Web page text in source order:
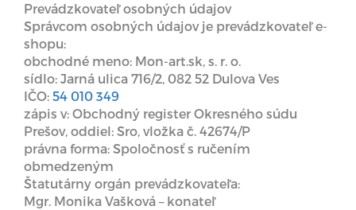
Prevádzkovateľ osobných údajov
Správcom osobných údajov je prevádzkovateľ e-
shopu:
obchodné meno: Mon-art.sk, s. r. o.
sídlo: Jarná ulica 716/2, 082 52 Dulova Ves
IČO: 54 010 349
zápis v: Obchodný register Okresného súdu
Prešov, oddiel: Sro, vložka č. 42674/P
právna forma: Spoločnosť s ručením
obmedzeným
Štatutárny orgán prevádzkovateľa:
Mgr. Monika Vašková – konateľ